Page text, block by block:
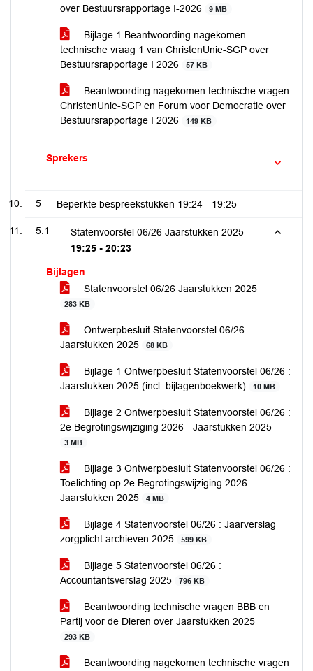
over Bestuursrapportage I-2026
9 MB
Bijlage 1 Beantwoording nagekomen
technische vraag 1 van ChristenUnie-SGP over
Bestuursrapportage I 2026
57 KB
Beantwoording nagekomen technische vragen
ChristenUnie-SGP en Forum voor Democratie over
Bestuursrapportage I 2026
149 KB
Sprekers
5 Beperkte bespreekstukken 19:24 - 19:25
5.1
Statenvoorstel 06/26 Jaarstukken 2025
19:25 - 20:23
Bijlagen
Statenvoorstel 06/26 Jaarstukken 2025
283 KB
Ontwerpbesluit Statenvoorstel 06/26
Jaarstukken 2025
68 KB
Bijlage 1 Ontwerpbesluit Statenvoorstel 06/26 :
Jaarstukken 2025 (incl. bijlagenboekwerk)
10 MB
Bijlage 2 Ontwerpbesluit Statenvoorstel 06/26 :
2e Begrotingswijziging 2026 - Jaarstukken 2025
3 MB
Bijlage 3 Ontwerpbesluit Statenvoorstel 06/26 :
Toelichting op 2e Begrotingswijziging 2026 -
Jaarstukken 2025
4 MB
Bijlage 4 Statenvoorstel 06/26 : Jaarverslag
zorgplicht archieven 2025
599 KB
Bijlage 5 Statenvoorstel 06/26 :
Accountantsverslag 2025
796 KB
Beantwoording technische vragen BBB en
Partij voor de Dieren over Jaarstukken 2025
293 KB
Beantwoording nagekomen technische vragen